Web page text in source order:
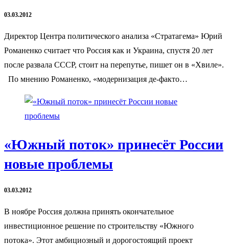
03.03.2012
Директор Центра политического анализа «Стратагема» Юрий
Романенко считает что Россия как и Украина, спустя 20 лет
после развала СССР, стоит на перепутье, пишет он в «Хвиле».
По мнению Романенко, «модернизация де-факто…
«Южный поток» принесёт России
новые проблемы
03.03.2012
В ноябре Россия должна принять окончательное
инвестиционное решение по строительству «Южного
потока». Этот амбициозный и дорогостоящий проект